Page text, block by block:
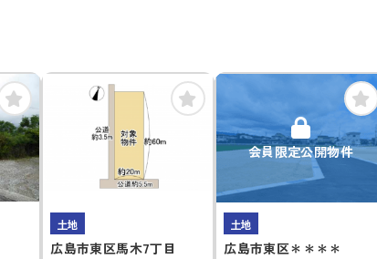
土地
広島市東区馬木7丁目
会員限定公開物件
土地
広島市東区＊＊＊＊